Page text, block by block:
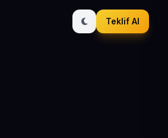
Teklif Al